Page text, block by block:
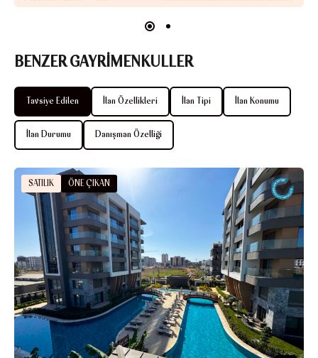
BENZER GAYRİMENKULLER
Tavsiye Edilen İlan Özellikleri İlan Tipi İlan Konumu
İlan Durumu Danışman Özelliği
SATILIK ÖNE ÇIKAN